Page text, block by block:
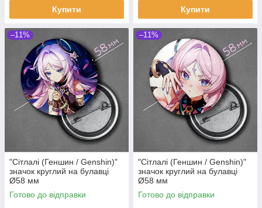
Купити Купити
–11%
"Сітлалі (Геншин / Genshin)"
значок круглий на булавці
Ø58 мм
Готово до відправки
–11%
"Сітлалі (Геншин / Genshin)"
значок круглий на булавці
Ø58 мм
Готово до відправки